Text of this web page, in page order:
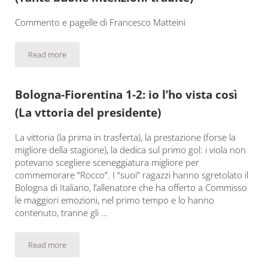
Commento e pagelle di Francesco Matteini
Read moreFiorentina-Cagliari 1-2: io l’ho vista così (Tante buone
Bologna-Fiorentina 1-2: io l’ho vista così
(La vttoria del presidente)
La vittoria (la prima in trasferta), la prestazione (forse la
migliore della stagione), la dedica sul primo gol: i viola non
potevano scegliere sceneggiatura migliore per
commemorare “Rocco”. I “suoi” ragazzi hanno sgretolato il
Bologna di Italiano, l’allenatore che ha offerto a Commisso
le maggiori emozioni, nel primo tempo e lo hanno
contenuto, tranne gli …
Read moreBologna-Fiorentina 1-2: io l’ho vista così (La vttoria del